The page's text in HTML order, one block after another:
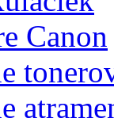
Canon